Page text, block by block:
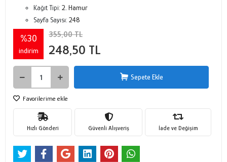
Kağıt Tipi: 2. Hamur
Sayfa Sayısı: 248
%30
indirim
355,00 TL
248,50 TL
Sepete Ekle
Favorilerime ekle
Hızlı Gönderi Güvenli Alışveriş İade ve Değişim